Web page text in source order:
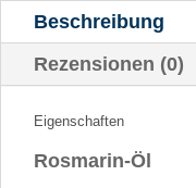
Beschreibung
Rezensionen (0)
Eigenschaften
Rosmarin-Öl